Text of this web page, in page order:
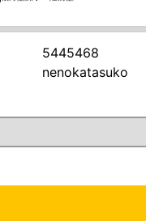
5445468
nenokatasuko